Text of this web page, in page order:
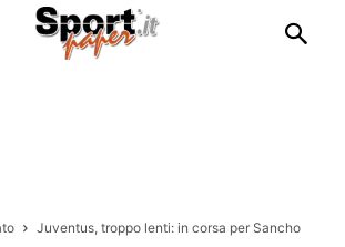
Juventus, troppo lenti: in corsa per Sancho